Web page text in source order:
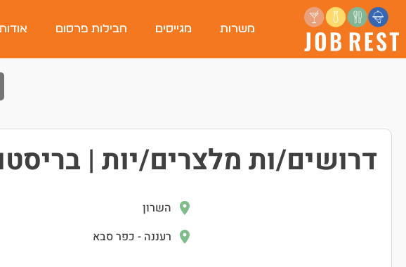
משרות מגייסים חבילות פרסום
דרושים/ות מלצרים/יות |
השרון
רעננה - כפר סבא